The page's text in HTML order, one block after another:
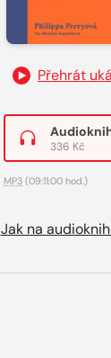
Přehrát
336 Kč
MP3 (09:11:00 hod.)
Jak na